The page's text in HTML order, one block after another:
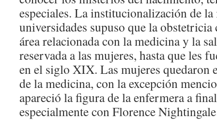
especiales. La institucionalización de
universidades supuso que la
área relacionada con la medicina y la
reservada a las mujeres, hasta que les
en el siglo XIX. Las mujeres quedaron
de la medicina, con la excepción
apareció la figura de la enfermera a
especialmente con Florence